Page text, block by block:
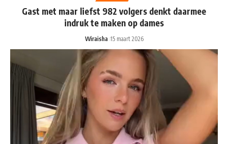
Gast met maar liefst 982 volgers denkt daarmee
indruk te maken op dames
Wiraisha 15 maart 2026